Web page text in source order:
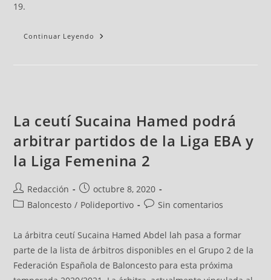
19.
Continuar Leyendo
La ceutí Sucaina Hamed podrá
arbitrar partidos de la Liga EBA y
la Liga Femenina 2
Redacción
octubre 8, 2020
Baloncesto / Polideportivo Sin comentarios
La árbitra ceutí Sucaina Hamed Abdel lah pasa a formar
parte de la lista de árbitros disponibles en el Grupo 2 de la
Federación Española de Baloncesto para esta próxima